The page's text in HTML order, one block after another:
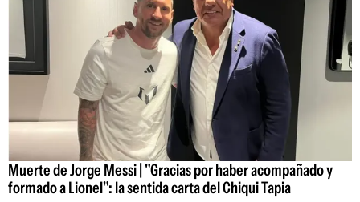
Muerte de Jorge Messi | "Gracias por haber acompañado y
formado a Lionel": la sentida carta del Chiqui Tapia